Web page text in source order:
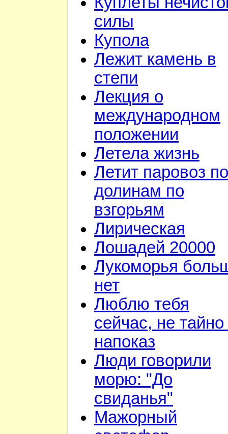
силы
Купола
Лежит камень в
степи
Лекция о
международном
положении
Летела жизнь
Летит паровоз по
долинам по
взгорьям
Лирическая
Лошадей 20000
Лукоморья
нет
Люблю тебя
сейчас, не тайно
напоказ
Люди говорили
морю: "До
свиданья"
Мажорный